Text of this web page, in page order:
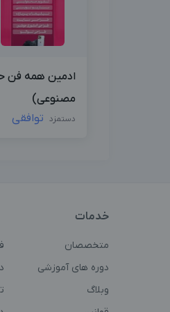
ادمین همه فن
مصنوعی)
دستمزد توافقی
خدمات
متخصصان
دوره های آموزشی
وبلاگ